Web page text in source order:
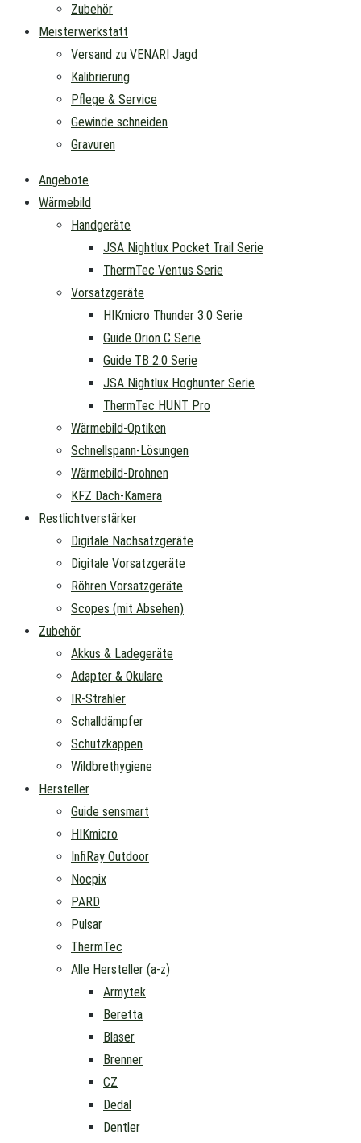
Zubehör
Meisterwerkstatt
Versand zu VENARI Jagd
Kalibrierung
Pflege & Service
Gewinde schneiden
Gravuren
Angebote
Wärmebild
Handgeräte
JSA Nightlux Pocket Trail Serie
ThermTec Ventus Serie
Vorsatzgeräte
HIKmicro Thunder 3.0 Serie
Guide Orion C Serie
Guide TB 2.0 Serie
JSA Nightlux Hoghunter Serie
ThermTec HUNT Pro
Wärmebild-Optiken
Schnellspann-Lösungen
Wärmebild-Drohnen
KFZ Dach-Kamera
Restlichtverstärker
Digitale Nachsatzgeräte
Digitale Vorsatzgeräte
Röhren Vorsatzgeräte
Scopes (mit Absehen)
Zubehör
Akkus & Ladegeräte
Adapter & Okulare
IR-Strahler
Schalldämpfer
Schutzkappen
Wildbrethygiene
Hersteller
Guide sensmart
HIKmicro
InfiRay Outdoor
Nocpix
PARD
Pulsar
ThermTec
Alle Hersteller (a-z)
Armytek
Beretta
Blaser
Brenner
CZ
Dedal
Dentler